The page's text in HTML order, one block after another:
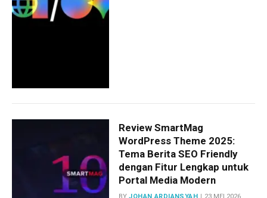
Review SmartMag
WordPress Theme 2025:
Tema Berita SEO Friendly
dengan Fitur Lengkap untuk
Portal Media Modern
BY JOHAN ARDIANSYAH 23 MEI 2026